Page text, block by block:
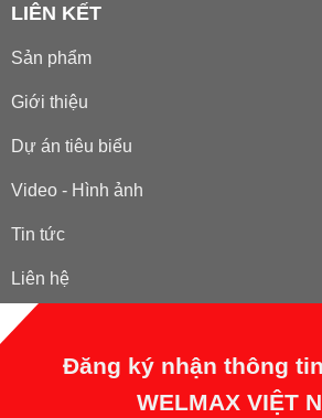
LIÊN KẾT
Sản phẩm
Giới thiệu
Dự án tiêu biểu
Video - Hình ảnh
Tin tức
Liên hệ
Đăng ký nhận thông
WELMAX VIỆT